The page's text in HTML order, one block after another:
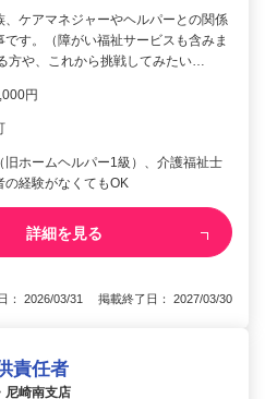
、ケアマネジャーやヘルパーとの関係
す。（障がい福祉サービスも含みま
方や、これから挑戦してみたい…
円
旧ホームヘルパー1級）、介護福祉士
経験がなくてもOK
詳細を見る
： 2026/03/31 掲載終了日： 2027/03/30
責任者
崎南支店